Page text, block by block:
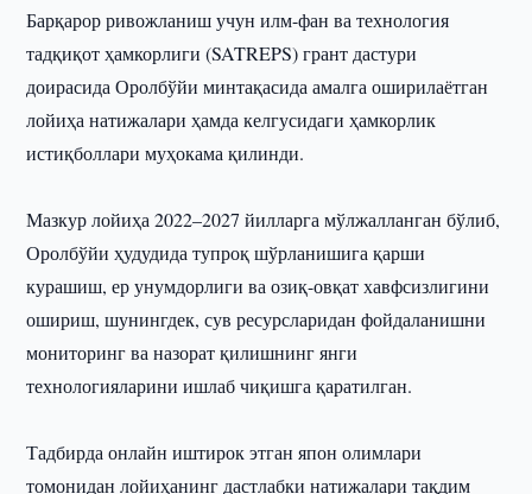
Барқарор ривожланиш учун илм-фан ва технология
тадқиқот ҳамкорлиги (SATREPS) грант дастури
доирасида Оролбўйи минтақасида амалга оширилаётган
лойиҳа натижалари ҳамда келгусидаги ҳамкорлик
истиқболлари муҳокама қилинди.
Мазкур лойиҳа 2022–2027 йилларга мўлжалланган бўлиб,
Оролбўйи ҳудудида тупроқ шўрланишига қарши
курашиш, ер унумдорлиги ва озиқ-овқат хавфсизлигини
ошириш, шунингдек, сув ресурсларидан фойдаланишни
мониторинг ва назорат қилишнинг янги
технологияларини ишлаб чиқишга қаратилган.
Тадбирда онлайн иштирок этган япон олимлари
томонидан лойиҳанинг дастлабки натижалари тақдим